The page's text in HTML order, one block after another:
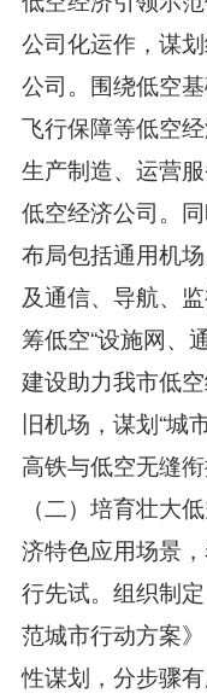
公司化运作，谋
公司。围绕低空
飞行保障等低空
生产制造、运营
低空经济公司。
布局包括通用机
及通信、导航、
筹低空“设施网、
建设助力我市低
旧机场，谋划“城
高铁与低空无缝衔
（二）培育壮大
济特色应用场景
行先试。组织制
范城市行动方案
性谋划，分步骤